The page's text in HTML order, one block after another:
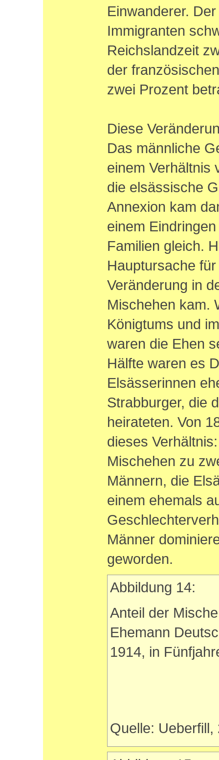
Einwanderer.
Immigranten
Reichslandzeit
der
zwei Prozent
Diese
Das männliche
einem Verhältnis
die elsässische
Annexion kam
einem
Familien gleich.
Hauptursache
Veränderung in
Mischehen kam.
Königtums und
waren die Ehen
Hälfte waren es
Elsässerinnen
Strabburger, die
heirateten. Von
dieses
Mischehen zu
Männern, die
einem ehemals
Männer
geworden.
Abbildung 14:
Anteil der
Ehemann
1914, in
Quelle: Ueberfill,